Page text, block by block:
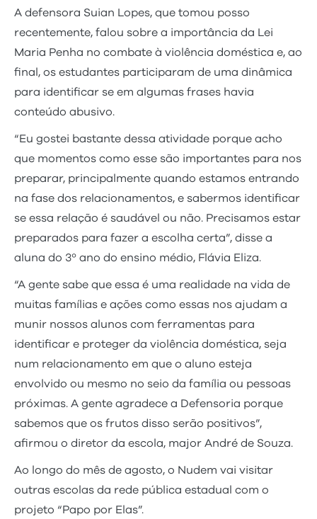
A defensora Suian Lopes, que tomou posso
recentemente, falou sobre a importância da Lei
Maria Penha no combate à violência doméstica e, ao
final, os estudantes participaram de uma dinâmica
para identificar se em algumas frases havia
conteúdo abusivo.
“Eu gostei bastante dessa atividade porque acho
que momentos como esse são importantes para nos
preparar, principalmente quando estamos entrando
na fase dos relacionamentos, e sabermos identificar
se essa relação é saudável ou não. Precisamos estar
preparados para fazer a escolha certa”, disse a
aluna do 3º ano do ensino médio, Flávia Eliza.
“A gente sabe que essa é uma realidade na vida de
muitas famílias e ações como essas nos ajudam a
munir nossos alunos com ferramentas para
identificar e proteger da violência doméstica, seja
num relacionamento em que o aluno esteja
envolvido ou mesmo no seio da família ou pessoas
próximas. A gente agradece a Defensoria porque
sabemos que os frutos disso serão positivos”,
afirmou o diretor da escola, major André de Souza.
Ao longo do mês de agosto, o Nudem vai visitar
outras escolas da rede pública estadual com o
projeto “Papo por Elas”.